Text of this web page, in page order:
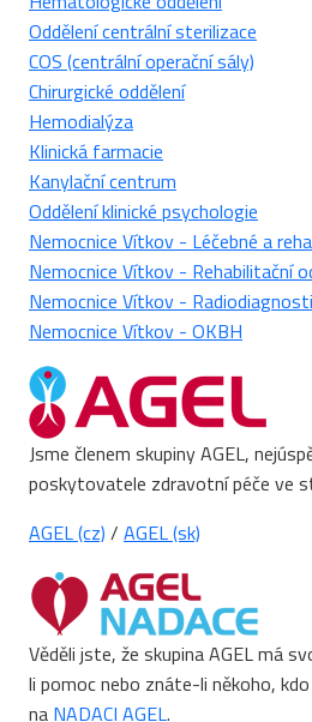
Oddělení centrální sterilizace
COS (centrální operační sály)
Chirurgické oddělení
Hemodialýza
Klinická farmacie
Kanylační centrum
Oddělení klinické psychologie
Nemocnice Vítkov - Léčebné a
Nemocnice Vítkov - Rehabilitační
Nemocnice Vítkov -
Nemocnice Vítkov - OKBH
Jsme členem skupiny AGEL,
poskytovatele zdravotní péče ve
AGEL (cz) / AGEL (sk)
Věděli jste, že skupina AGEL má
li pomoc nebo znáte-li někoho,
na NADACI AGEL.